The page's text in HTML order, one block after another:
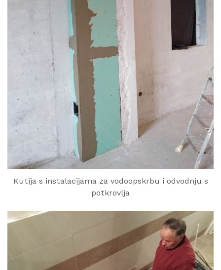
Kutija s instalacijama za vodoopskrbu i odvodnju s
potkrovlja